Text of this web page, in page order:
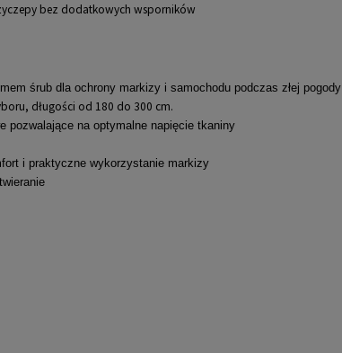
bez dodatkowych wsporników
śrub dla ochrony markizy i samochodu podczas złej pogody
długości od 180 do 300 cm.
pozwalające na optymalne napięcie tkaniny
i praktyczne wykorzystanie markizy